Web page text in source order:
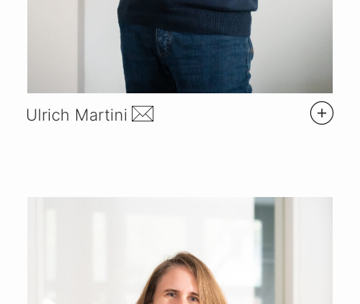
Ulrich Martini